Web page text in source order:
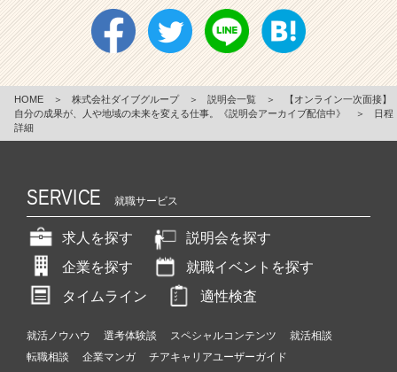
HOME ＞ 株式会社ダイブグループ ＞ 説明会一覧 ＞
【オンライン一次面接】
自分の成果が、人や地域の未来を変える仕事。《説明会アーカイブ配信中》
＞
日程
詳細
SERVICE 就職サービス
求人を探す
説明会を探す
企業を探す
就職イベントを探す
タイムライン
適性検査
就活ノウハウ 選考体験談 スペシャルコンテンツ
就活相談
転職相談
企業マンガ チアキャリアユーザーガイド